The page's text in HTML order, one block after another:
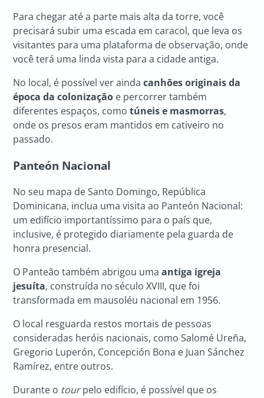
Para chegar até a parte mais alta da torre, você
precisará subir uma escada em caracol, que leva os
visitantes para uma plataforma de observação, onde
você terá uma linda vista para a cidade antiga.
No local, é possível ver aindacanhões originais da
época da colonização e percorrer também
diferentes espaços, comotúneis e masmorras,
onde os presos eram mantidos em cativeiro no
passado.
Panteón Nacional
No seu mapa de Santo Domingo, República
Dominicana, inclua uma visita ao Panteón Nacional:
um edifício importantíssimo para o país que,
inclusive, é protegido diariamente pela guarda de
honra presencial.
O Panteão também abrigou umaantiga igreja
jesuíta, construída no século XVIII, que foi
transformada em mausoléu nacional em 1956.
O local resguarda restos mortais de pessoas
consideradas heróis nacionais, como Salomé Ureña,
Gregorio Luperón, Concepción Bona e Juan Sánchez
Ramírez, entre outros.
Durante o tourpelo edifício, é possível que os